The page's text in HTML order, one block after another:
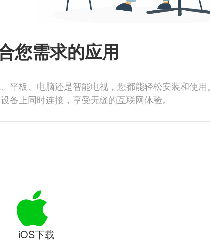
您需求的应用
平板、电脑还是智能电视，您都能轻松安装和使用。
备上同时连接，享受无缝的互联网体验。
iOS下载